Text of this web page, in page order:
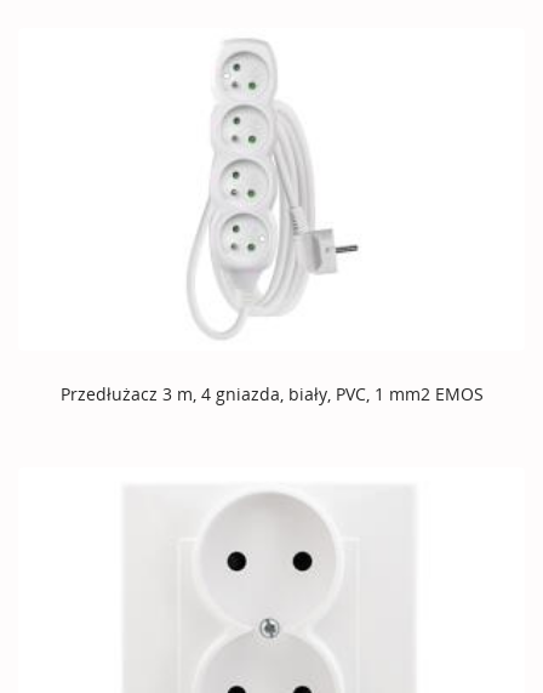
Przedłużacz 3 m, 4 gniazda, biały, PVC, 1 mm2 EMOS